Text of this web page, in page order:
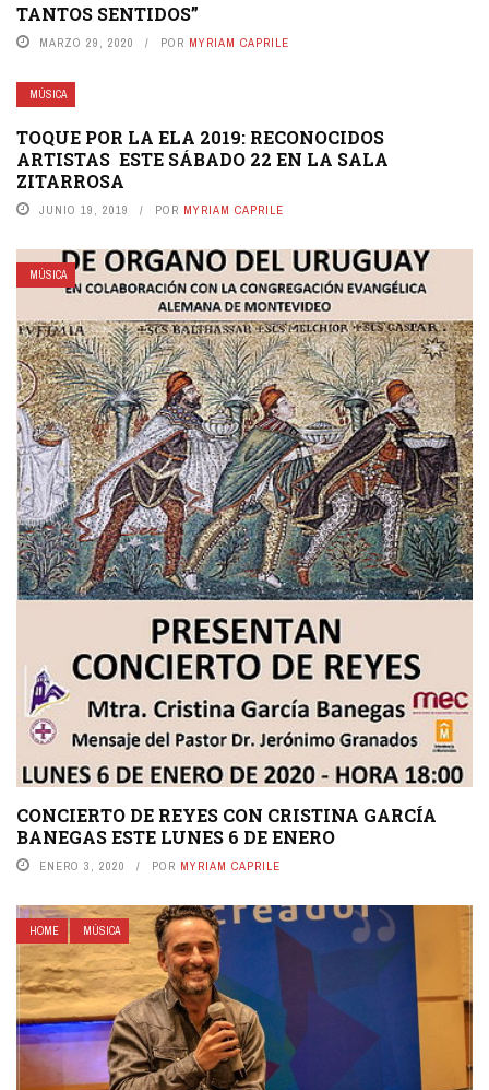
TANTOS SENTIDOS”
MARZO 29, 2020 POR MYRIAM CAPRILE
MÚSICA
TOQUE POR LA ELA 2019: RECONOCIDOS
ARTISTAS ESTE SÁBADO 22 EN LA SALA
ZITARROSA
JUNIO 19, 2019 POR MYRIAM CAPRILE
MÚSICA
CONCIERTO DE REYES CON CRISTINA GARCÍA
BANEGAS ESTE LUNES 6 DE ENERO
ENERO 3, 2020 POR MYRIAM CAPRILE
HOME MÚSICA